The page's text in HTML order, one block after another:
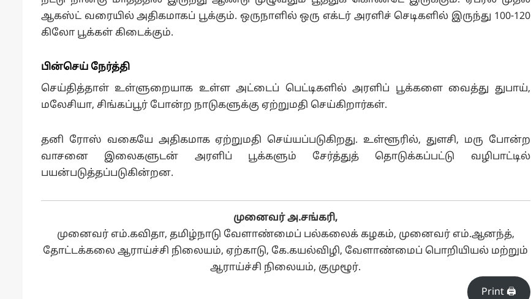
ஆகஸ்ட் வரையில் அதிகமாகப் பூக்கும். ஒருநாளில் ஒரு எக்டர் அரளிச் செடிகளில் இருந்து 100-120
கிலோ பூக்கள் கிடைக்கும்.
பின்செய் நேர்த்தி
செய்தித்தாள் உள்ளுறையாக உள்ள அட்டைப் பெட்டிகளில் அரளிப் பூக்களை வைத்து துபாய்,
மலேசியா, சிங்கப்பூர் போன்ற நாடுகளுக்கு ஏற்றுமதி செய்கிறார்கள்.
தனி ரோஸ் வகையே அதிகமாக ஏற்றுமதி செய்யப்படுகிறது. உள்ளூரில், துளசி, மரு போன்ற
வாசனை இலைகளுடன் அரளிப் பூக்களும் சேர்த்துத் தொடுக்கப்பட்டு வழிபாட்டில்
பயன்படுத்தப்படுகின்றன.
முனைவர் அ.சங்கரி,
முனைவர் எம்.கவிதா, தமிழ்நாடு வேளாண்மைப் பல்கலைக் கழகம், முனைவர் எம்.ஆனந்த்,
தோட்டக்கலை ஆராய்ச்சி நிலையம், ஏற்காடு, கே.கயல்விழி, வேளாண்மைப் பொறியியல் மற்றும்
ஆராய்ச்சி நிலையம், குமுழூர்.
Print 🖨